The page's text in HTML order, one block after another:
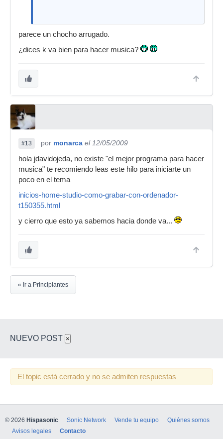
parece un chocho arrugado.
¿dices k va bien para hacer musica?
#13 por monarca el 12/05/2009
hola jdavidojeda, no existe "el mejor programa para hacer
musica" te recomiendo leas este hilo para iniciarte un
poco en el tema
inicios-home-studio-como-grabar-con-ordenador-
t150355.html
y cierro que esto ya sabemos hacia donde va...
« Ir a Principiantes
NUEVO POST ×
El topic está cerrado y no se admiten respuestas
© 2026 Hispasonic Sonic Network Vende tu equipo
Quiénes somos
Avisos legales
Contacto